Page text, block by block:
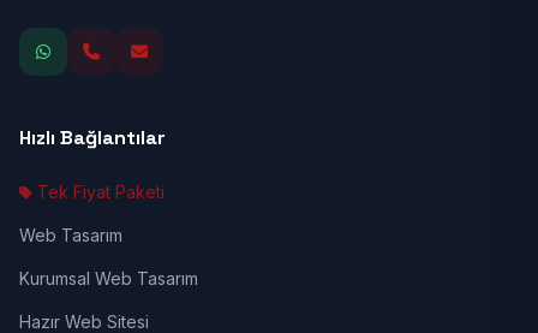
Hızlı Bağlantılar
Tek Fiyat Paketi
Web Tasarım
Kurumsal Web Tasarım
Hazır Web Sitesi